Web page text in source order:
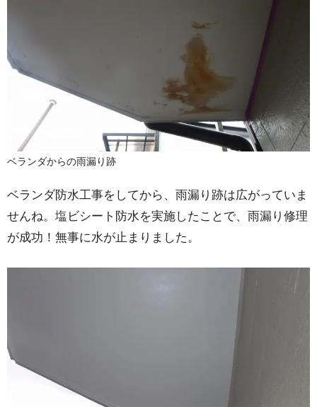
ベランダからの雨漏り跡
ベランダ防水工事をしてから、雨漏り跡は広がっていま
せんね。塩ビシート防水を実施したことで、雨漏り修理
が成功！無事に水が止まりました。